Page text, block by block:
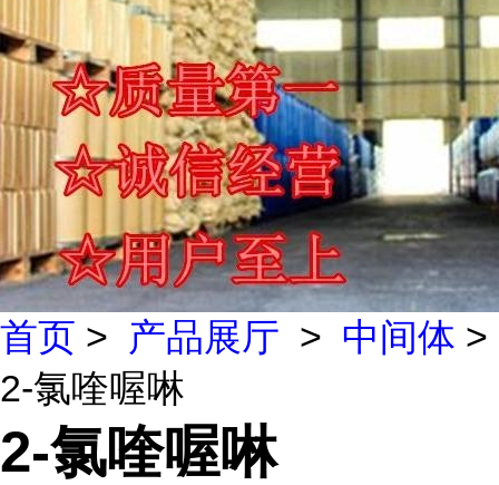
首页 > 产品展厅 > 中间体 >
2-氯喹喔啉
2-氯喹喔啉